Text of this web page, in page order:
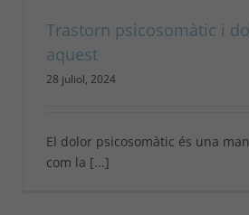
Trastorn psicosomàtic i
aquest
28 juliol, 2024
El dolor psicosomàtic és una
com la [...]